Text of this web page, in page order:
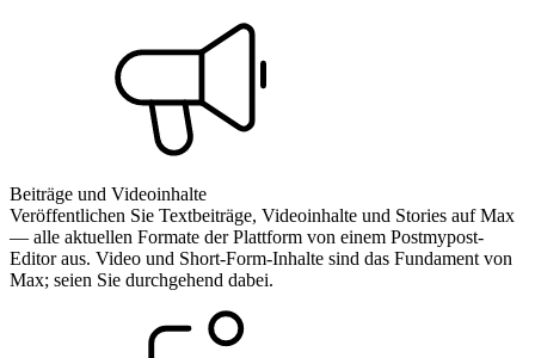
Beiträge und Videoinhalte
Veröffentlichen Sie Textbeiträge, Videoinhalte und Stories auf Max
— alle aktuellen Formate der Plattform von einem Postmypost-
Editor aus. Video und Short-Form-Inhalte sind das Fundament von
Max; seien Sie durchgehend dabei.